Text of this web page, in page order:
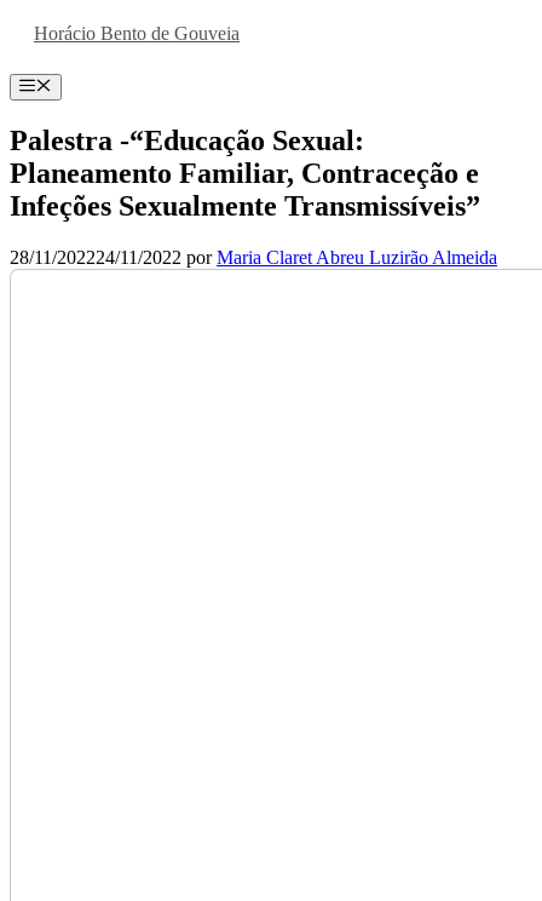
Horácio Bento de Gouveia
Menu
Palestra -“Educação Sexual:
Planeamento Familiar, Contraceção e
Infeções Sexualmente Transmissíveis”
28/11/202224/11/2022 porMaria Claret Abreu Luzirão Almeida